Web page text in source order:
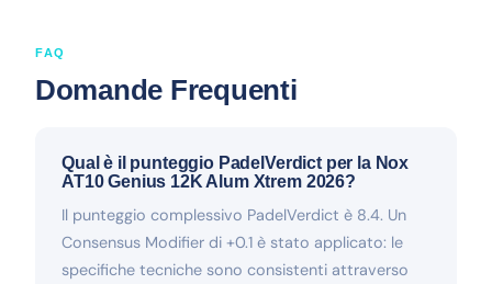
FAQ
Domande Frequenti
Qual è il punteggio PadelVerdict per la Nox
AT10 Genius 12K Alum Xtrem 2026?
Il punteggio complessivo PadelVerdict è 8.4. Un
Consensus Modifier di +0.1 è stato applicato: le
specifiche tecniche sono consistenti attraverso